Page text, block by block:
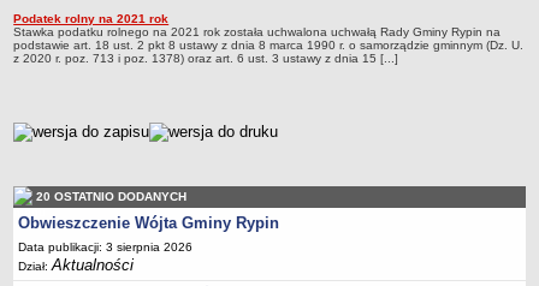
URZĄD GMINY
Dane teleadresowe
Czas pracy urzędu
Pracownicy urzędu - urząd gminy
Pracownicy urzędu - baza magazynowo - warsztatowa
Kompetencje referatów
Regulamin organizacyjny
Podatek rolny na 2021 rok
Stawka podatku rolnego na 2021 rok została uchwalona uchwałą Rady Gminy Rypin na
podstawie art. 18 ust. 2 pkt 8 ustawy z dnia 8 marca 1990 r. o samorządzie gminnym (Dz. U.
z 2020 r. poz. 713 i poz. 1378) oraz art. 6 ust. 3 ustawy z dnia 15 [...]
metryczka
20 OSTATNIO DODANYCH
Obwieszczenie Wójta Gminy Rypin
Data publikacji: 3 sierpnia 2026
Dział:Aktualności